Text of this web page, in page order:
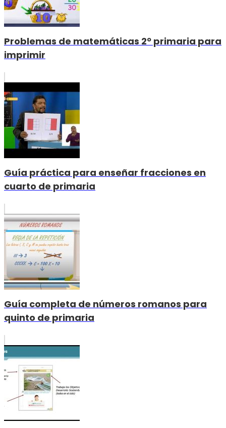
Problemas de matemáticas 2º primaria para
imprimir
Guía práctica para enseñar fracciones en
cuarto de primaria
Guía completa de números romanos para
quinto de primaria